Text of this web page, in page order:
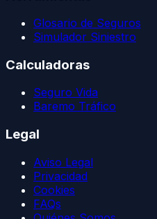
Glosario de Seguros
Simulador Siniestro
Calculadoras
Seguro Vida
Baremo Tráfico
Legal
Aviso Legal
Privacidad
Cookies
FAQs